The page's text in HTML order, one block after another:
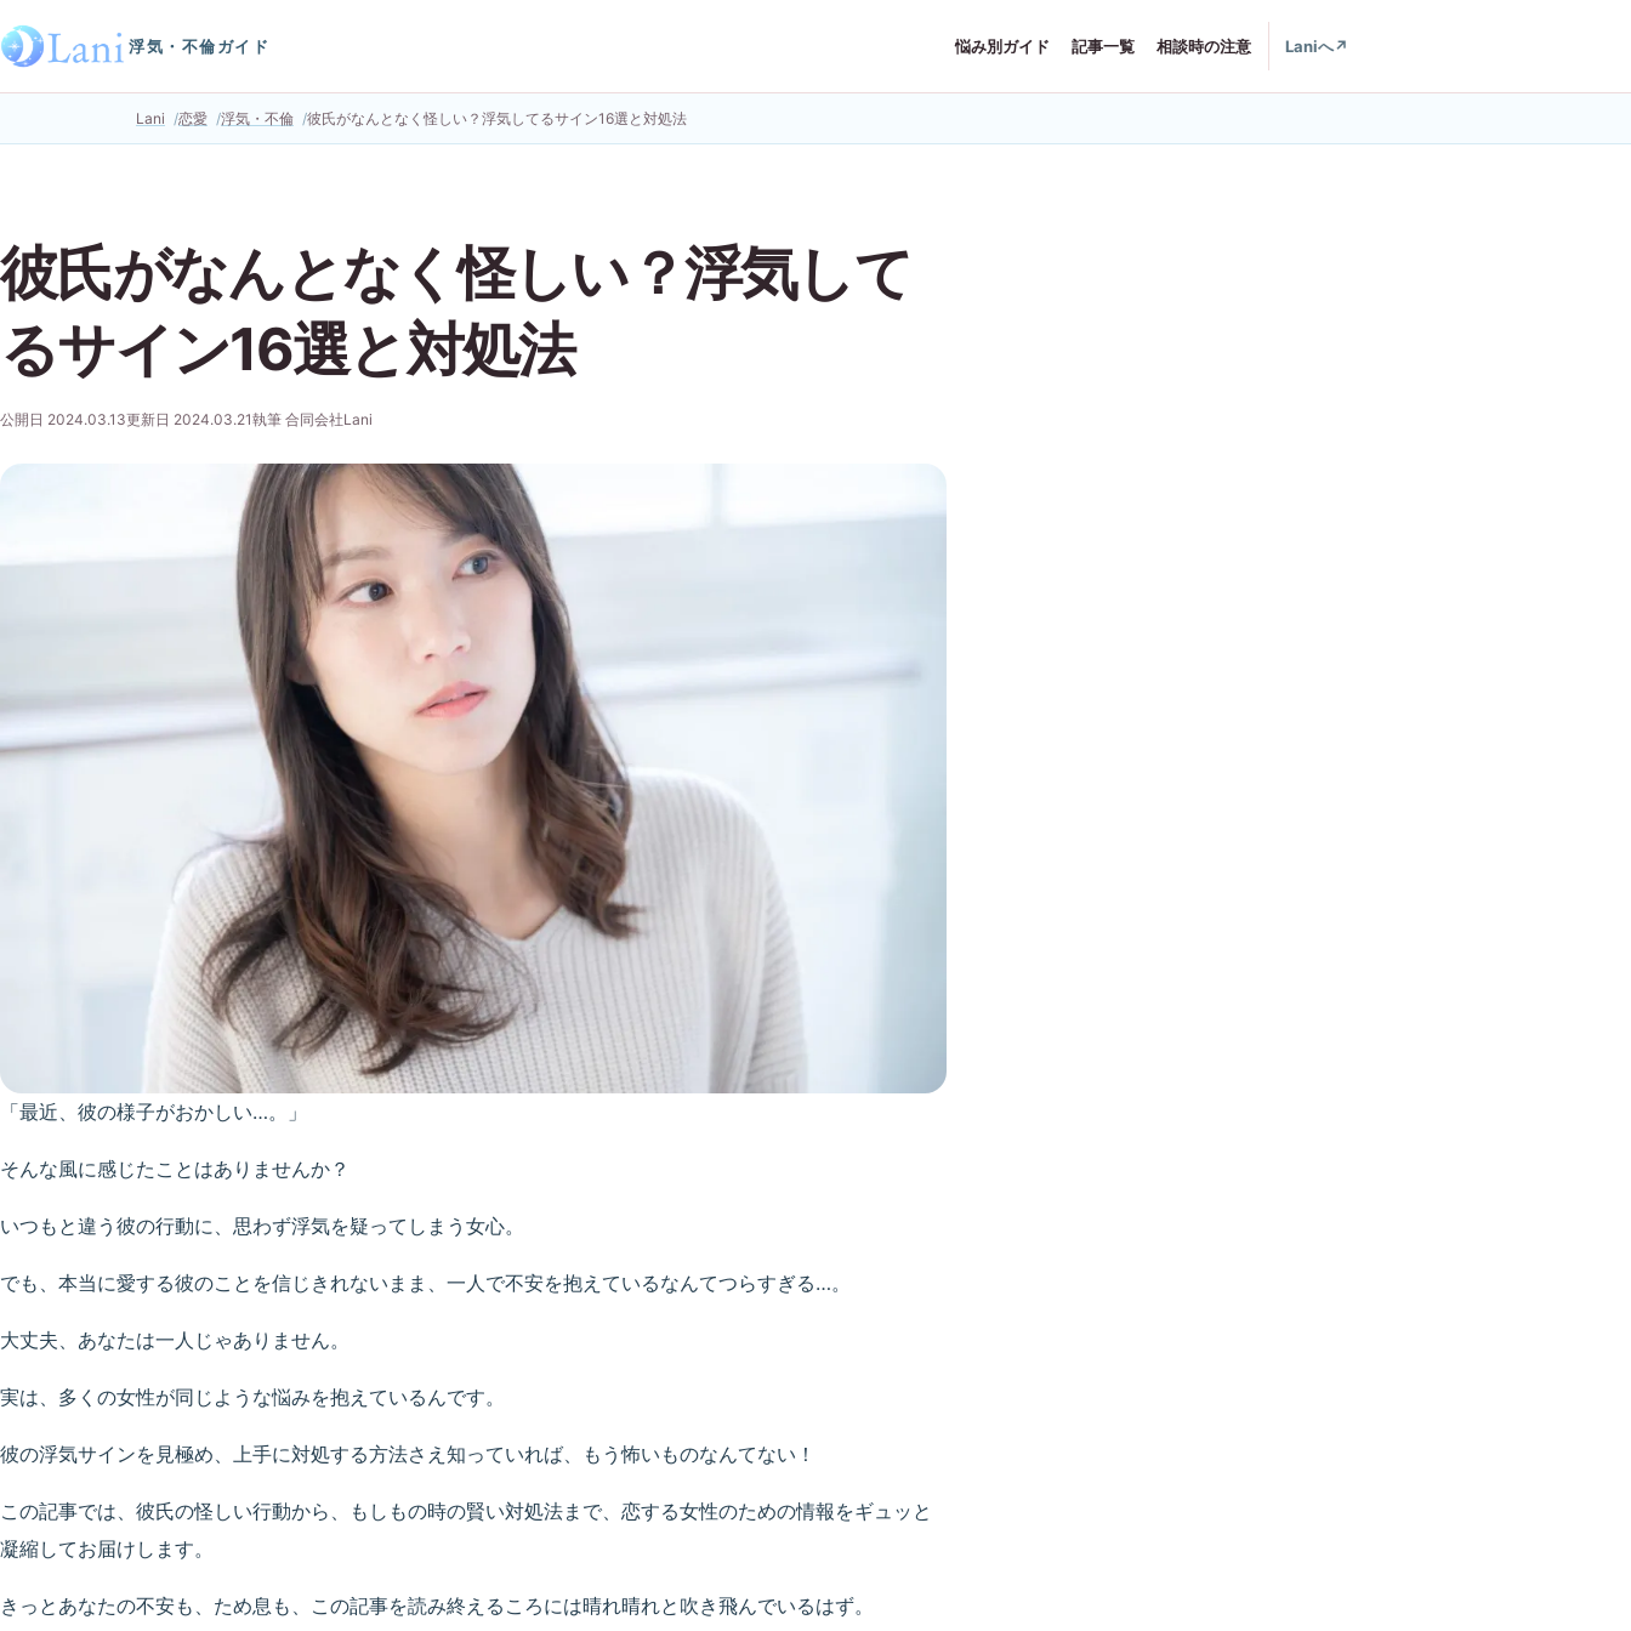
浮気・不倫ガイド 悩み別ガイド 記事一覧 相談時の注意 Laniへ↗
Lani 恋愛 浮気・不倫 彼氏がなんとなく怪しい？浮気してるサイン16選と対処法
彼氏がなんとなく怪しい？浮気して
るサイン16選と対処法
公開日 2024.03.13更新日 2024.03.21執筆 合同会社Lani
「最近、彼の様子がおかしい…。」
そんな風に感じたことはありませんか？
いつもと違う彼の行動に、思わず浮気を疑ってしまう女心。
でも、本当に愛する彼のことを信じきれないまま、一人で不安を抱えているなんてつらすぎる…。
大丈夫、あなたは一人じゃありません。
実は、多くの女性が同じような悩みを抱えているんです。
彼の浮気サインを見極め、上手に対処する方法さえ知っていれば、もう怖いものなんてない！
この記事では、彼氏の怪しい行動から、もしもの時の賢い対処法まで、恋する女性のための情報をギュッと
凝縮してお届けします。
きっとあなたの不安も、ため息も、この記事を読み終えるころには晴れ晴れと吹き飛んでいるはず。